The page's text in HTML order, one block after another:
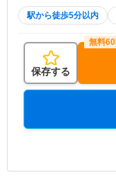
駅から徒歩5分以内
保存する